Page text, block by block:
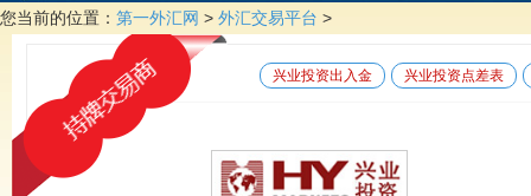
您当前的位置： 第一外汇网 > 外汇交易平台 >
兴业投资出入金 兴业投资点差表